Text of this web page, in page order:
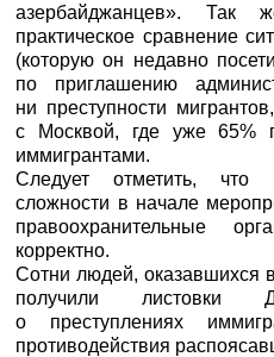
азербайджанцев».
практическое сравнение
(которую он недавно
по приглашению
ни преступности
с Москвой, где уже 65%
иммигрантами.
Следует отметить, что
сложности в начале
правоохранительные
корректно.
Сотни людей, оказавшихся
получили листовки
о преступлениях
противодействия